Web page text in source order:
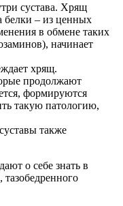
сустава. Хрящ
белки – из ценных
в обмене таких
начинает
хрящ.
продолжают
формируются
такую патологию,
также
о себе знать в